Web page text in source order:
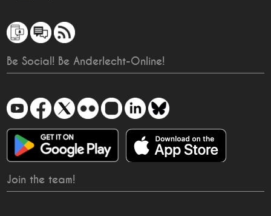
Be Social! Be Anderlecht-Online!
Join the team!